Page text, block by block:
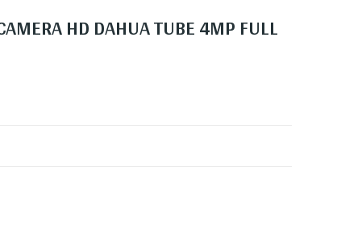
HD DAHUA TUBE 4MP FULL